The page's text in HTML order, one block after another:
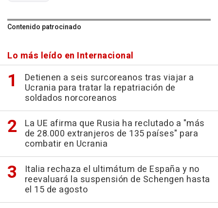
Contenido patrocinado
Lo más leído en Internacional
Detienen a seis surcoreanos tras viajar a
Ucrania para tratar la repatriación de
soldados norcoreanos
La UE afirma que Rusia ha reclutado a "más
de 28.000 extranjeros de 135 países" para
combatir en Ucrania
Italia rechaza el ultimátum de España y no
reevaluará la suspensión de Schengen hasta
el 15 de agosto